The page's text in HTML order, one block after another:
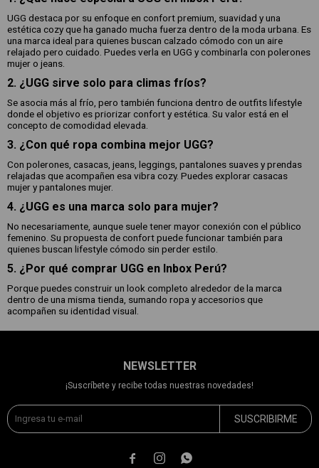
UGG destaca por su enfoque en confort premium, suavidad y una
estética cozy que ha ganado mucha fuerza dentro de la moda urbana. Es
una marca ideal para quienes buscan calzado cómodo con un aire
relajado pero cuidado. Puedes verla en UGG y combinarla con polerones
mujer o jeans.
2. ¿UGG sirve solo para climas fríos?
Se asocia más al frío, pero también funciona dentro de outfits lifestyle
donde el objetivo es priorizar confort y estética. Su valor está en el
concepto de comodidad elevada.
3. ¿Con qué ropa combina mejor UGG?
Con polerones, casacas, jeans, leggings, pantalones suaves y prendas
relajadas que acompañen esa vibra cozy. Puedes explorar casacas
mujer y pantalones mujer.
4. ¿UGG es una marca solo para mujer?
No necesariamente, aunque suele tener mayor conexión con el público
femenino. Su propuesta de confort puede funcionar también para
quienes buscan lifestyle cómodo sin perder estilo.
5. ¿Por qué comprar UGG en Inbox Perú?
Porque puedes construir un look completo alrededor de la marca
dentro de una misma tienda, sumando ropa y accesorios que
acompañen su identidad visual.
NEWSLETTER
¡Suscríbete y recibe todas nuestras novedades!
SUSCRIBIRME
  